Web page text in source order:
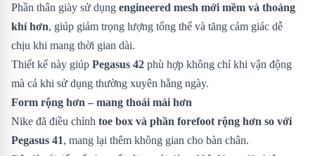
Phần thân giày sử dụng engineered mesh mới mềm và thoáng
khí hơn, giúp giảm trọng lượng tổng thể và tăng cảm giác dễ
chịu khi mang thời gian dài.
Thiết kế này giúp Pegasus 42 phù hợp không chỉ khi vận động
mà cả khi sử dụng thường xuyên hằng ngày.
Form rộng hơn – mang thoải mái hơn
Nike đã điều chỉnh toe box và phần forefoot rộng hơn so với
Pegasus 41, mang lại thêm không gian cho bàn chân.